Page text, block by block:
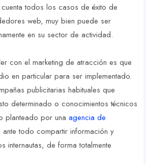
todos los casos de éxito de
web, muy bien puede ser
en su sector de actividad.
con el marketing de atracción es que
en particular para ser implementado.
publicitarias habituales que
determinado o conocimientos técnicos
planteado por una agencia de
ante todo compartir información y
internautas, de forma totalmente